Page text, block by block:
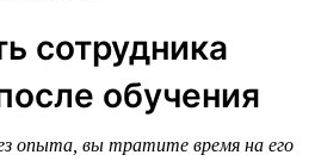
сотрудника
обучения
опыта, вы тратите время на его